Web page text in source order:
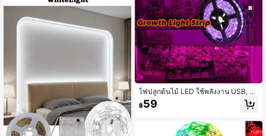
ไฟปลูกต้นไม้ LED ใช้พลังงาน USB, ไ
ฟเสริมสำหรับพืชกระถางในร่ม, ไฟปลูก
ต้นกล้าบนเดสก์ท็อป, การดูแลพืชสีเขียว
฿59